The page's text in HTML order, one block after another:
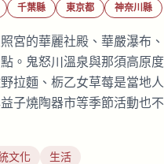
千葉縣 東京都 神奈川縣
宮的華麗社殿、華嚴瀑布、
。鬼怒川溫泉與那須高原度
拉麵、栃乙女草莓是當地人
子燒陶器市等季節活動也不
文化 生活